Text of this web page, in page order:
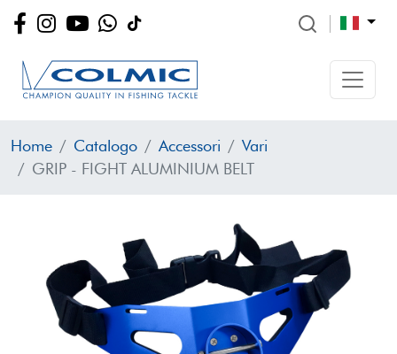
Home Catalogo Accessori
Vari
GRIP - FIGHT ALUMINIUM BELT